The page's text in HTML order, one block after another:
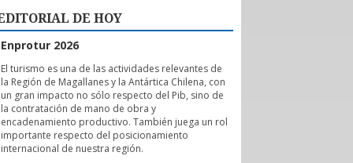
DE HOY
Enprotur 2026
El turismo es una de las actividades relevantes de
la Región de Magallanes y la Antártica Chilena, con
un gran impacto no sólo respecto del Pib, sino de
la contratación de mano de obra y
encadenamiento productivo. También juega un rol
importante respecto del posicionamiento
internacional de nuestra región.